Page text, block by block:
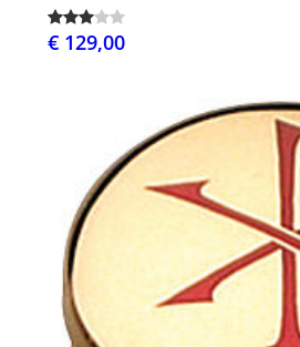
€ 129,00